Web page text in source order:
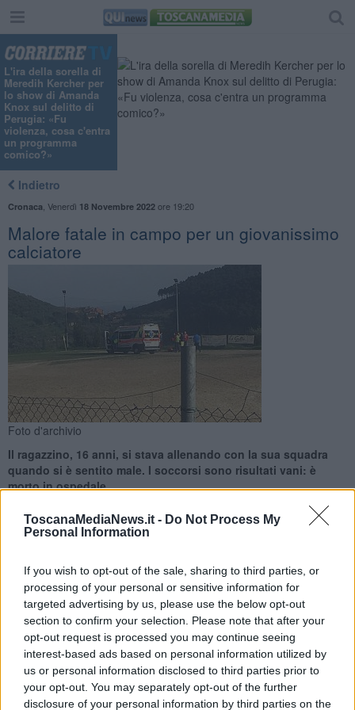
ToscanaMediaNews.it - Do Not Process My
Personal Information
If you wish to opt-out of the sale, sharing to third parties, or
processing of your personal or sensitive information for
targeted advertising by us, please use the below opt-out
section to confirm your selection. Please note that after your
opt-out request is processed you may continue seeing
interest-based ads based on personal information utilized by
us or personal information disclosed to third parties prior to
your opt-out. You may separately opt-out of the further
disclosure of your personal information by third parties on the
L'ira della sorella di
Meredih Kercher per
lo show di Amanda
Knox sul delitto di
Perugia: «Fu
violenza, cosa c'entra
un programma
comico?»
Indietro
Cronaca Venerdì 18 Novembre 2022ore 19:20
Malore fatale in campo per un giovanissimo
calciatore
Foto d'archivio
Il ragazzino, 16 anni, si stava allenando con la sua squadra
quando si è sentito male. I soccorsi sono risultati vani: è
morto in ospedale
PERGINE LATERINA —I capogiri durante gli allenamenti in
campo, poi per il giovanissimo calciatore la situazione è precipitata
e per lui non c'è stato nulla da fare: è morto in ospedale. Dramma
nel tardo pomeriggio di ieri 17 Novembre in Valdarno aretino dove
un malore è risultato fatale al 16enne intento ad allenarsi con la
sua squadra, la Juniores dell'Arno Castiglione Laterina.
Secondo le ricostruzioni il ragazzino ha iniziato a sentirsi male
intorno alle 18,30 e si è fermato in campo. Allertati i soccorsi, con